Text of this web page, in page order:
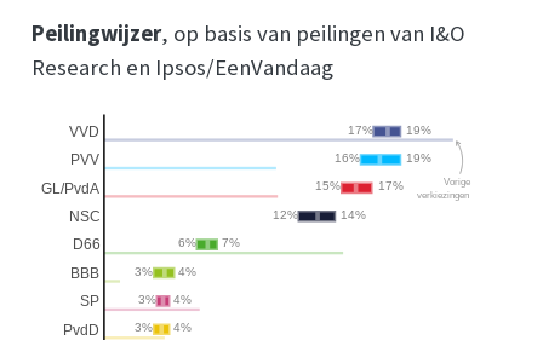
Peilingwijzer, op basis van peilingen van I&O
Research en Ipsos/EenVandaag
19%
7%
17%
19%
4%
4%
4%
14%
17%
6%
15%
16%
3%
3%
3%
12%
Vorige
verkiezingen
PvdD
SP
BBB
D66
NSC
GL/PvdA
PVV
VVD